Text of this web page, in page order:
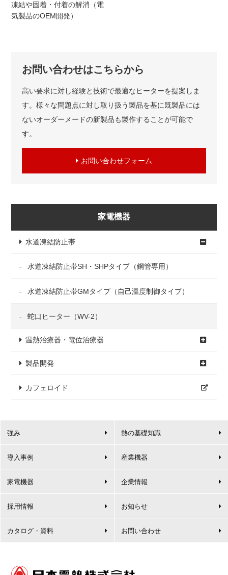
凍結や固着・付着の解消（電
気製品のOEM開発）
お問い合わせはこちらから
高い要求に対し経験と技術で最適なヒーターを提案しま
す。様々な問題点に対し取り扱う製品を基に既製品には
ないオーダーメードの新製品も製作することが可能で
す。
お問い合わせフォーム
家電機器
水道凍結防止帯
水道凍結防止帯SH・SHPタイプ（鋼管専用）
水道凍結防止帯GMタイプ（自己温度制御タイプ）
蛇口ヒーター（WV-2）
温熱治療器・電位治療器
製品開発
カフェロイド
強み 熱の基礎知識
導入事例 産業機器
家電機器 企業情報
採用情報 お知らせ
カタログ・資料 お問い合わせ